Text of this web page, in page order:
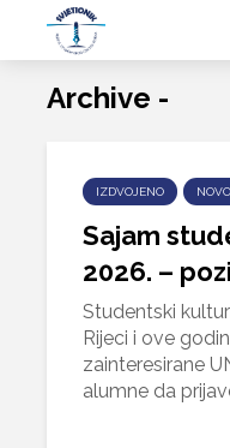
Archive -
IZDVOJENO
Sajam
2026. –
Studentski
Rijeci i ove
zainteresirane
alumne da